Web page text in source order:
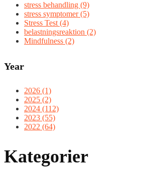
stress behandling (9)
stress symptomer (5)
Stress Test (4)
belastningsreaktion (2)
Mindfulness (2)
Year
2026 (1)
2025 (2)
2024 (112)
2023 (55)
2022 (64)
Kategorier